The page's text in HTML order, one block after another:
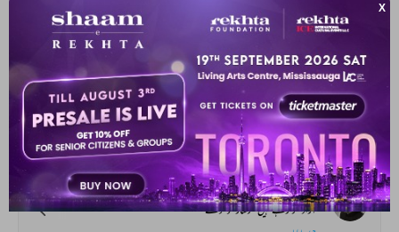
جب دھم سے آ کہوں_گا صاحب سلام میرا
انشا اللہ خاں انشا
دے رہے ہیں جس کو توپوں کی سلامی آدمی
کیا کہوں تم سے کہ ہے کتنا حرامی آدمی
آفتاب حسین
کیا ہو گیا ہے گیسوئے_خم_دار کو ترے
آزاد کر رہے ہیں گرفتار کو ترے